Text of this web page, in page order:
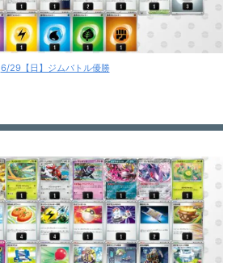
6/29【日】ジムバトル優勝